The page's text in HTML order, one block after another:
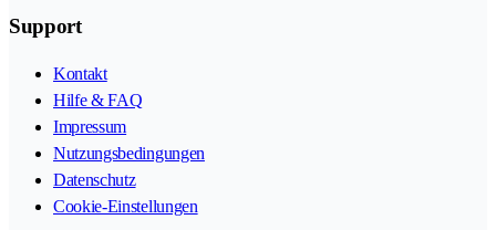
Support
Kontakt
Hilfe & FAQ
Impressum
Nutzungsbedingungen
Datenschutz
Cookie-Einstellungen